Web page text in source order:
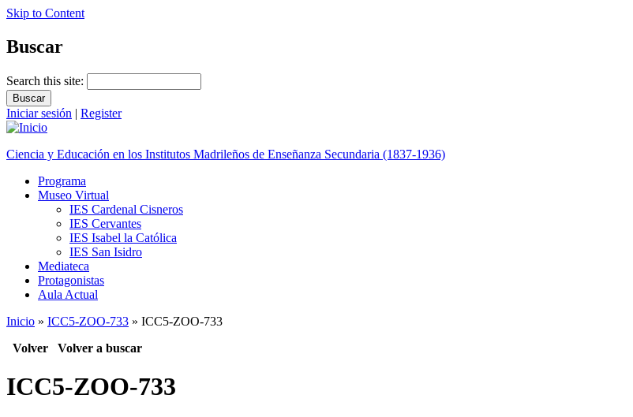
Skip to Content
Buscar
Search this site:
Iniciar sesión | Register
Ciencia y Educación en los Institutos Madrileños de Enseñanza Secundaria (1837-1936)
Programa
Museo Virtual
IES Cardenal Cisneros
IES Cervantes
IES Isabel la Católica
IES San Isidro
Mediateca
Protagonistas
Aula Actual
Inicio » ICC5-ZOO-733 » ICC5-ZOO-733
Volver Volver a buscar
ICC5-ZOO-733